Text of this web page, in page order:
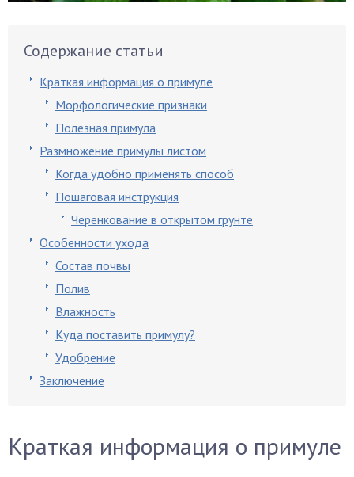
Содержание статьи
Краткая информация о примуле
Морфологические признаки
Полезная примула
Размножение примулы листом
Когда удобно применять способ
Пошаговая инструкция
Черенкование в открытом грунте
Особенности ухода
Состав почвы
Полив
Влажность
Куда поставить примулу?
Удобрение
Заключение
Краткая информация о примуле